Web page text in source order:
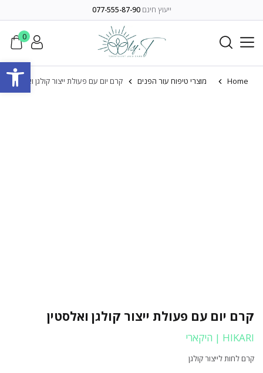
ייעוץ חינם 077-555-87-90
0
Home מוצרי טיפוח עור הפנים קרם יום עם פעולת ייצור קולגן ואלסטין
קרם יום עם פעולת ייצור קולגן ואלסטין
HIKARI | היקארי
קרם לחות לייצור קולגן
פתח